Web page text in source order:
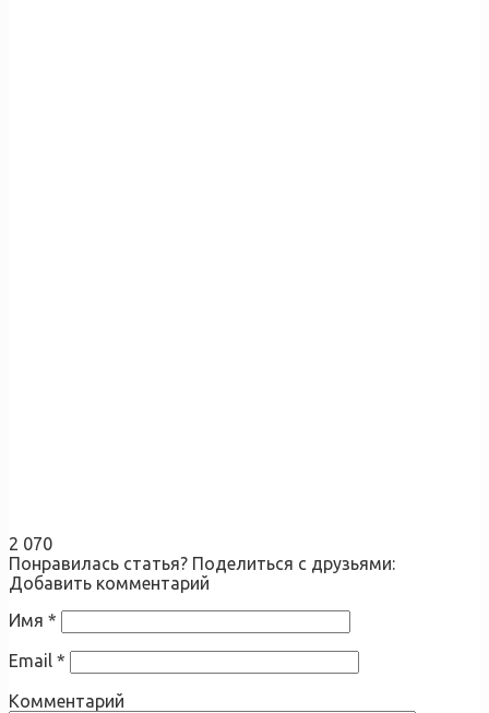
2 070
Понравилась статья? Поделиться с друзьями:
Добавить комментарий
Имя *
Email *
Комментарий